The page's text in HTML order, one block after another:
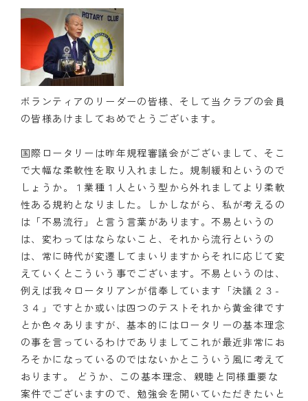
ボランティアのリーダーの皆様、そして当クラブの会員
の皆様あけましておめでとうございます。
国際ロータリーは昨年規程審議会がございまして、そこ
で大幅な柔軟性を取り入れました。規制緩和というので
しょうか。１業種１人という型から外れましてより柔軟
性ある規約となりました。しかしながら、私が考えるの
は「不易流行」と言う言葉があります。不易というの
は、変わってはならないこと、それから流行というの
は、常に時代が変遷してまいりますからそれに応じて変
えていくとこういう事でございます。不易というのは、
例えば我々ロータリアンが信奉しています「決議２３-
３４」ですとか或いは四つのテストそれから黄金律です
とか色々ありますが、基本的にはロータリーの基本理念
の事を言っているわけでありましてこれが最近非常にお
ろそかになっているのではないかとこういう風に考えて
おります。 どうか、この基本理念、親睦と同様重要な
案件でございますので、勉強会を開いていただきたいと